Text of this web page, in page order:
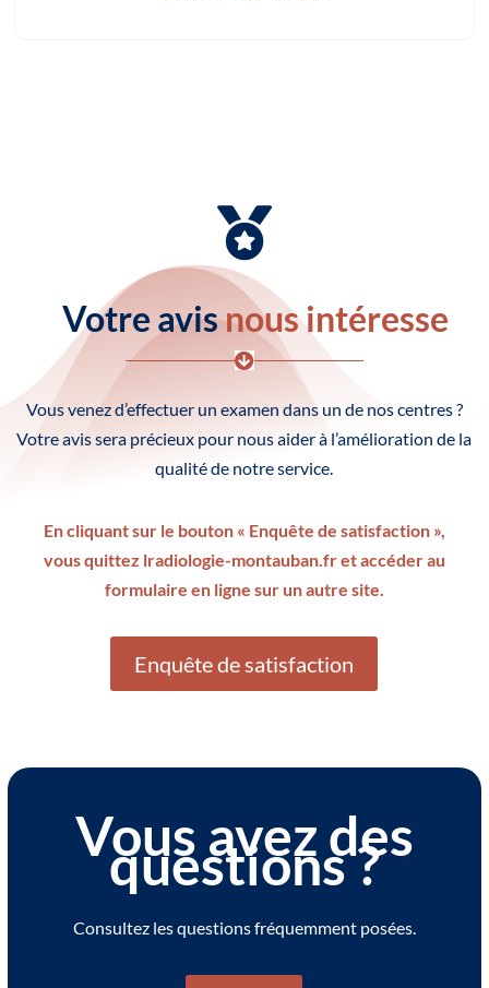

Votre avisnous intéresse

Vous venez d’effectuer un examen dans un de nos centres ?
Votre avis sera précieux pour nous aider à l’amélioration de la
qualité de notre service.
En cliquant sur le bouton « Enquête de satisfaction »,
vous quittez lradiologie-montauban.fr et accéder au
formulaire en ligne sur un autre site.
Enquête de satisfaction
Vous avez des
questions ?
Consultez les questions fréquemment posées.